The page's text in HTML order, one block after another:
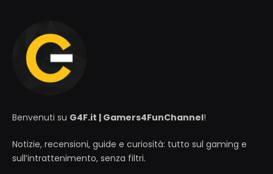
Benvenuti su G4F.it | Gamers4FunChannel!
Notizie, recensioni, guide e curiosità: tutto sul gaming e
sull’intrattenimento, senza filtri.